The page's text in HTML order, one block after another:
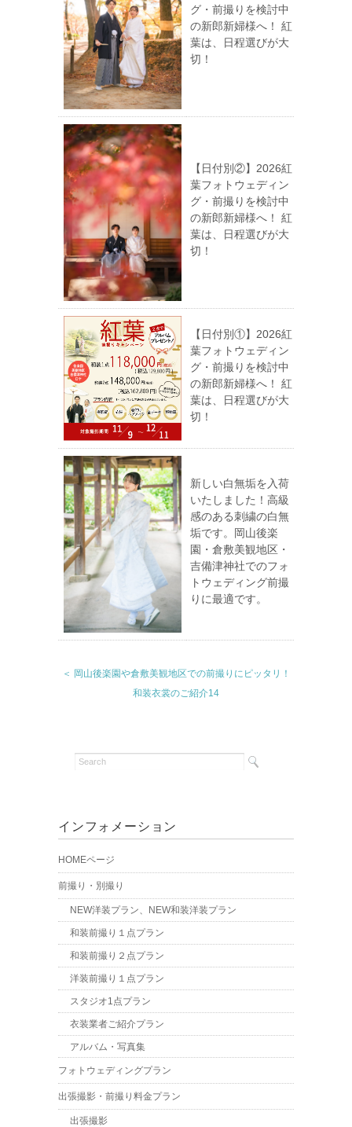
グ・前撮りを検討中
の新郎新婦様へ！ 紅
葉は、日程選びが大
切！
【日付別②】2026紅
葉フォトウェディン
グ・前撮りを検討中
の新郎新婦様へ！ 紅
葉は、日程選びが大
切！
【日付別①】2026紅
葉フォトウェディン
グ・前撮りを検討中
の新郎新婦様へ！ 紅
葉は、日程選びが大
切！
新しい白無垢を入荷
いたしました！高級
感のある刺繍の白無
垢です。岡山後楽
園・倉敷美観地区・
吉備津神社でのフォ
トウェディング前撮
りに最適です。
＜ 岡山後楽園や倉敷美観地区での前撮りにピッタリ！
和装衣裳のご紹介14
インフォメーション
HOMEページ
前撮り・別撮り
NEW洋装プラン、NEW和装洋装プラン
和装前撮り１点プラン
和装前撮り２点プラン
洋装前撮り１点プラン
スタジオ1点プラン
衣装業者ご紹介プラン
アルバム・写真集
フォトウェディングプラン
出張撮影・前撮り料金プラン
出張撮影